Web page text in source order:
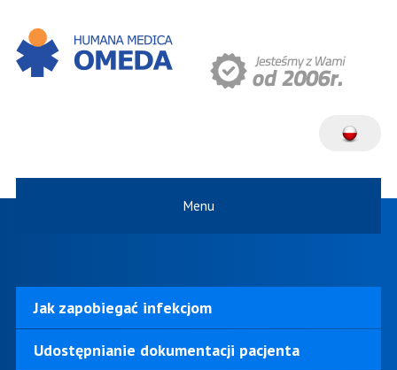
Menu
Jak zapobiegać infekcjom
Udostępnianie dokumentacji pacjenta